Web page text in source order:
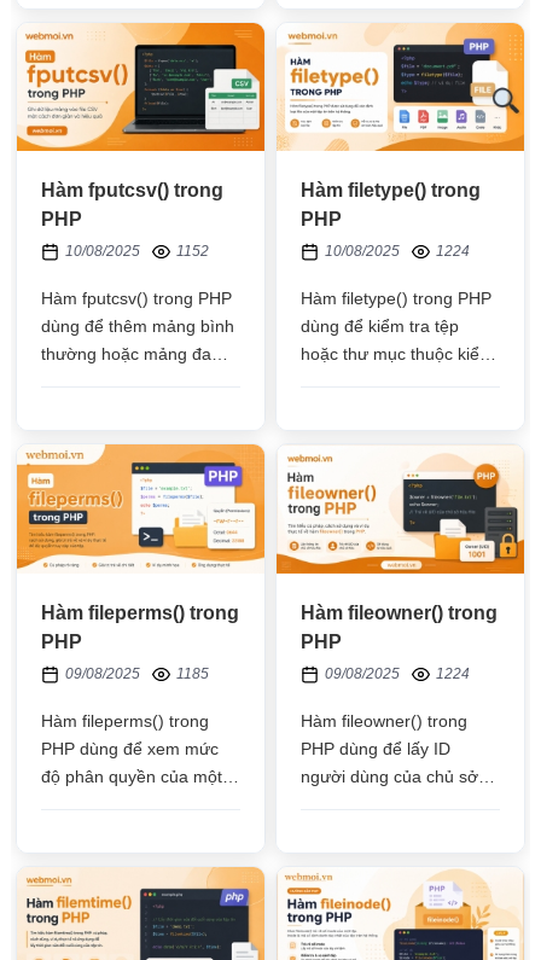
Hàm fputcsv() trong
PHP
10/08/2025 1152
Hàm fputcsv() trong PHP
dùng để thêm mảng bình
thường hoặc mảng đa
Hàm filetype() trong
PHP
10/08/2025 1224
Hàm filetype() trong PHP
dùng để kiểm tra tệp
hoặc thư mục thuộc kiểu
Hàm fileperms() trong
PHP
09/08/2025 1185
Hàm fileperms() trong
PHP dùng để xem mức
độ phân quyền của một
Hàm fileowner() trong
PHP
09/08/2025 1224
Hàm fileowner() trong
PHP dùng để lấy ID
người dùng của chủ sở